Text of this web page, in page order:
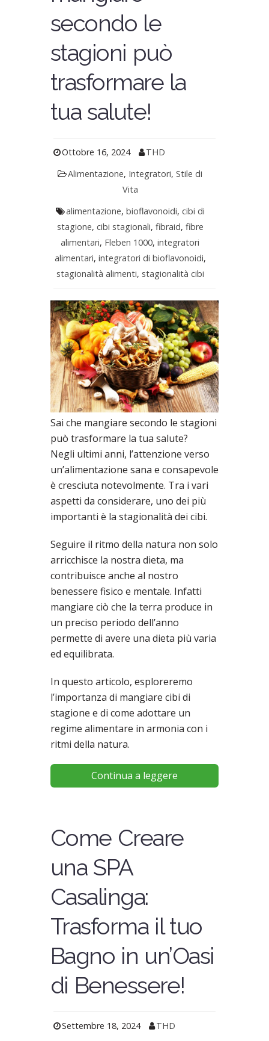
secondo le
stagioni può
trasformare la
tua salute!
Ottobre 16, 2024
THD
Alimentazione, Integratori,Stile di
Vita
alimentazione, bioflavonoidi, cibi di
stagione, cibi stagionali, fibraid, fibre
alimentari, Fleben 1000,integratori
alimentari, integratori di bioflavonoidi,
stagionalità alimenti, stagionalità cibi
Sai che mangiare secondo le stagioni
può trasformare la tua salute?
Negli ultimi anni, l’attenzione verso
un’alimentazione sana e consapevole
è cresciuta notevolmente. Tra i vari
aspetti da considerare, uno dei più
importanti è la stagionalità dei cibi.
Seguire il ritmo della natura non solo
arricchisce la nostra dieta, ma
contribuisce anche al nostro
benessere fisico e mentale. Infatti
mangiare ciò che la terra produce in
un preciso periodo dell’anno
permette di avere una dieta più varia
ed equilibrata.
In questo articolo, esploreremo
l’importanza di mangiare cibi di
stagione e di come adottare un
regime alimentare in armonia con i
ritmi della natura.
Continua a leggere
Come Creare
una SPA
Casalinga:
Trasforma il tuo
Bagno in un’Oasi
di Benessere!
Settembre 18, 2024 THD